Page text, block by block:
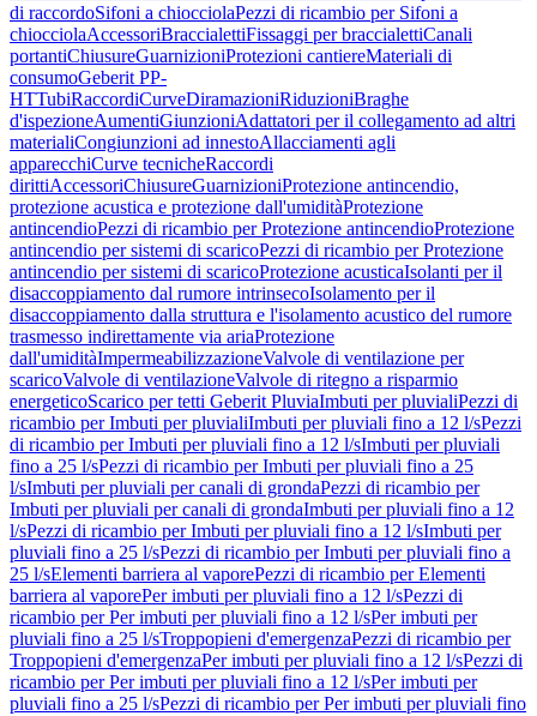
di raccordoSifoni a chiocciolaPezzi di ricambio per Sifoni a
chiocciolaAccessoriBraccialettiFissaggi per braccialettiCanali
portantiChiusureGuarnizioniProtezioni cantiereMateriali di
consumoGeberit PP-
HTTubiRaccordiCurveDiramazioniRiduzioniBraghe
d'ispezioneAumentiGiunzioniAdattatori per il collegamento ad altri
materialiCongiunzioni ad innestoAllacciamenti agli
apparecchiCurve tecnicheRaccordi
dirittiAccessoriChiusureGuarnizioniProtezione antincendio,
protezione acustica e protezione dall'umiditàProtezione
antincendioPezzi di ricambio per Protezione antincendioProtezione
antincendio per sistemi di scaricoPezzi di ricambio per Protezione
antincendio per sistemi di scaricoProtezione acusticaIsolanti per il
disaccoppiamento dal rumore intrinsecoIsolamento per il
disaccoppiamento dalla struttura e l'isolamento acustico del rumore
trasmesso indirettamente via ariaProtezione
dall'umiditàImpermeabilizzazioneValvole di ventilazione per
scaricoValvole di ventilazioneValvole di ritegno a risparmio
energeticoScarico per tetti Geberit PluviaImbuti per pluvialiPezzi di
ricambio per Imbuti per pluvialiImbuti per pluviali fino a 12 l/sPezzi
di ricambio per Imbuti per pluviali fino a 12 l/sImbuti per pluviali
fino a 25 l/sPezzi di ricambio per Imbuti per pluviali fino a 25
l/sImbuti per pluviali per canali di grondaPezzi di ricambio per
Imbuti per pluviali per canali di grondaImbuti per pluviali fino a 12
l/sPezzi di ricambio per Imbuti per pluviali fino a 12 l/sImbuti per
pluviali fino a 25 l/sPezzi di ricambio per Imbuti per pluviali fino a
25 l/sElementi barriera al vaporePezzi di ricambio per Elementi
barriera al vaporePer imbuti per pluviali fino a 12 l/sPezzi di
ricambio per Per imbuti per pluviali fino a 12 l/sPer imbuti per
pluviali fino a 25 l/sTroppopieni d'emergenzaPezzi di ricambio per
Troppopieni d'emergenzaPer imbuti per pluviali fino a 12 l/sPezzi di
ricambio per Per imbuti per pluviali fino a 12 l/sPer imbuti per
pluviali fino a 25 l/sPezzi di ricambio per Per imbuti per pluviali fino